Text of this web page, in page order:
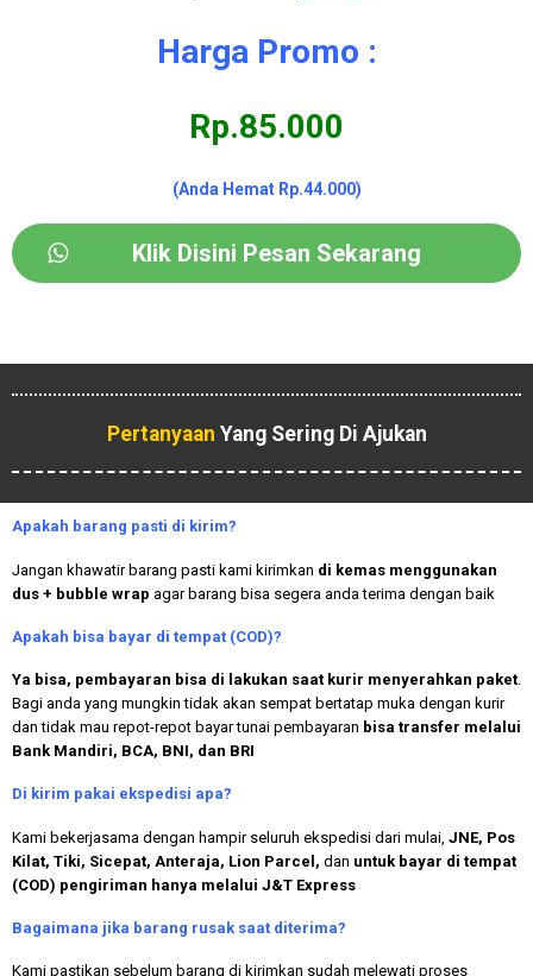
Harga Promo :
Rp.85.000
(Anda Hemat Rp.44.000)
Klik Disini Pesan Sekarang
Pertanyaan Yang Sering Di Ajukan
Apakah barang pasti di kirim?
Jangan khawatir barang pasti kami kirimkan di kemas menggunakan
dus + bubble wrap agar barang bisa segera anda terima dengan baik
Apakah bisa bayar di tempat (COD)?
Ya bisa, pembayaran bisa di lakukan saat kurir menyerahkan paket.
Bagi anda yang mungkin tidak akan sempat bertatap muka dengan kurir
dan tidak mau repot-repot bayar tunai pembayaran bisa transfer melalui
Bank Mandiri, BCA, BNI, dan BRI
Di kirim pakai ekspedisi apa?
Kami bekerjasama dengan hampir seluruh ekspedisi dari mulai, JNE, Pos
Kilat, Tiki, Sicepat, Anteraja, Lion Parcel, dan untuk bayar di tempat
(COD) pengiriman hanya melalui J&T Express
Bagaimana jika barang rusak saat diterima?
Kami pastikan sebelum barang di kirimkan sudah melewati proses